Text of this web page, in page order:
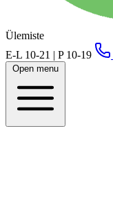
Ülemiste
E-L 10-21 | P 10-19
Open menu